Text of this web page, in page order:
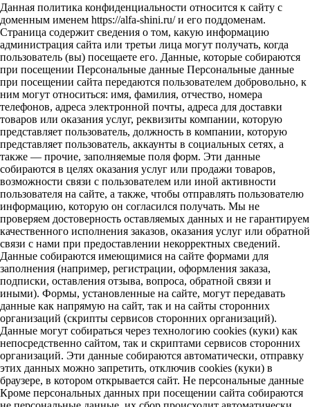
Данная политика конфиденциальности относится к сайту с
доменным именем https://alfa-shini.ru/ и его поддоменам.
Страница содержит сведения о том, какую информацию
администрация сайта или третьи лица могут получать, когда
пользователь (вы) посещаете его. Данные, которые собираются
при посещении Персональные данные Персональные данные
при посещении сайта передаются пользователем добровольно, к
ним могут относиться: имя, фамилия, отчество, номера
телефонов, адреса электронной почты, адреса для доставки
товаров или оказания услуг, реквизиты компании, которую
представляет пользователь, должность в компании, которую
представляет пользователь, аккаунты в социальных сетях, а
также — прочие, заполняемые поля форм. Эти данные
собираются в целях оказания услуг или продажи товаров,
возможности связи с пользователем или иной активности
пользователя на сайте, а также, чтобы отправлять пользователю
информацию, которую он согласился получать. Мы не
проверяем достоверность оставляемых данных и не гарантируем
качественного исполнения заказов, оказания услуг или обратной
связи с нами при предоставлении некорректных сведений.
Данные собираются имеющимися на сайте формами для
заполнения (например, регистрации, оформления заказа,
подписки, оставления отзыва, вопроса, обратной связи и
иными). Формы, установленные на сайте, могут передавать
данные как напрямую на сайт, так и на сайты сторонних
организаций (скрипты сервисов сторонних организаций).
Данные могут собираться через технологию cookies (куки) как
непосредственно сайтом, так и скриптами сервисов сторонних
организаций. Эти данные собираются автоматически, отправку
этих данных можно запретить, отключив cookies (куки) в
браузере, в котором открывается сайт. Не персональные данные
Кроме персональных данных при посещении сайта собираются